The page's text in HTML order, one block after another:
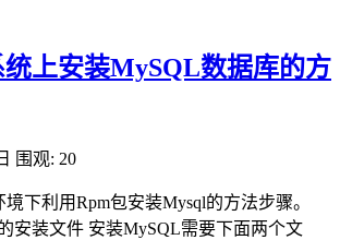
上安装MySQL数据库的方
围观: 20
下利用Rpm包安装Mysql的方法步骤。
安装文件 安装MySQL需要下面两个文